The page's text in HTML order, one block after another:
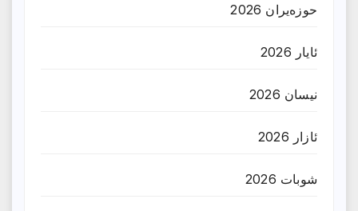
حوزه‌یران 2026
ئایار 2026
نیسان 2026
ئازار 2026
شوبات 2026